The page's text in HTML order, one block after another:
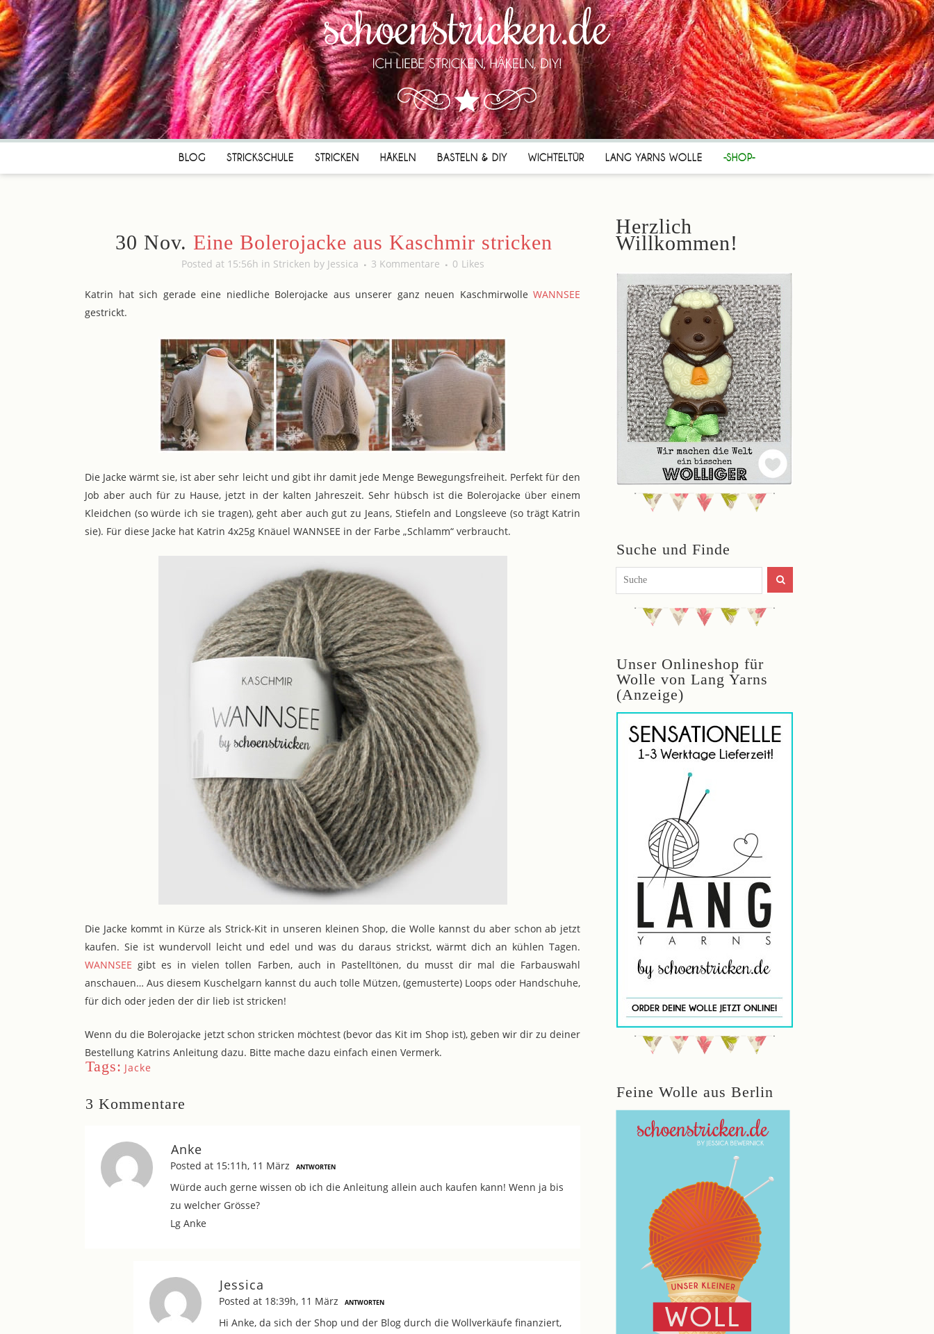
BLOG STRICKSCHULE STRICKEN HÄKELN BASTELN & DIY WICHTELTÜR LANG YARNS WOLLE -SHOP-
30 Nov. Eine Bolerojacke aus Kaschmir stricken
Posted at 15:56h in Stricken by Jessica 3 Kommentare 0 Likes
Katrin hat sich gerade eine niedliche Bolerojacke aus unserer ganz neuen KaschmirwolleWANNSEE
gestrickt.
Die Jacke wärmt sie, ist aber sehr leicht und gibt ihr damit jede Menge Bewegungsfreiheit. Perfekt für den
Job aber auch für zu Hause, jetzt in der kalten Jahreszeit. Sehr hübsch ist die Bolerojacke über einem
Kleidchen (so würde ich sie tragen), geht aber auch gut zu Jeans, Stiefeln and Longsleeve (so trägt Katrin
sie). Für diese Jacke hat Katrin 4x25g Knäuel WANNSEE in der Farbe „Schlamm“ verbraucht.
Die Jacke kommt in Kürze als Strick-Kit in unseren kleinen Shop, die Wolle kannst du aber schon ab jetzt
kaufen. Sie ist wundervoll leicht und edel und was du daraus strickst, wärmt dich an kühlen Tagen.
WANNSEE gibt es in vielen tollen Farben, auch in Pastelltönen, du musst dir mal die Farbauswahl
anschauen… Aus diesem Kuschelgarn kannst du auch tolle Mützen, (gemusterte) Loops oder Handschuhe,
für dich oder jeden der dir lieb ist stricken!
Wenn du die Bolerojacke jetzt schon stricken möchtest (bevor das Kit im Shop ist), geben wir dir zu deiner
Bestellung Katrins Anleitung dazu. Bitte mache dazu einfach einen Vermerk.
Tags: Jacke
3 Kommentare
Anke
Posted at 15:11h, 11 März ANTWORTEN
Würde auch gerne wissen ob ich die Anleitung allein auch kaufen kann! Wenn ja bis
zu welcher Grösse?
Lg Anke
Jessica
Posted at 18:39h, 11 März ANTWORTEN
Hi Anke, da sich der Shop und der Blog durch die Wollverkäufe finanziert,
Herzlich
Willkommen!
Suche und Finde
Unser Onlineshop für
Wolle von Lang Yarns
(Anzeige)
Feine Wolle aus Berlin